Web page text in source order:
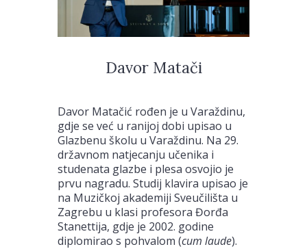
Davor Matači
Davor Matačić rođen je u Varaždinu,
gdje se već u ranijoj dobi upisao u
Glazbenu školu u Varaždinu. Na 29.
državnom natjecanju učenika i
studenata glazbe i plesa osvojio je
prvu nagradu. Studij klavira upisao je
na Muzičkoj akademiji Sveučilišta u
Zagrebu u klasi profesora Đorđa
Stanettija, gdje je 2002. godine
diplomirao s pohvalom (cum laude).